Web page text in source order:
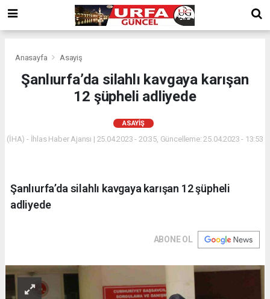
Anasayfa Asayiş
Şanlıurfa’da silahlı kavgaya karışan
12 şüpheli adliyede
ASAYIŞ
(İHA) - İhlas Haber Ajansı | 25.04.2023 - 20:35, Güncelleme: 25.04.2023 - 13:53
Şanlıurfa’da silahlı kavgaya karışan 12 şüpheli
adliyede
ABONE OL